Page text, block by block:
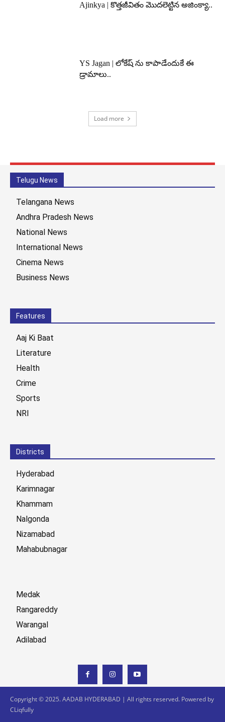
Ajinkya | కొత్తజీవితం మొదలెట్టిన అజింక్యా..
YS Jagan | లోకేష్ ను కాపాడేందుకే ఈ
డ్రామాలు..
Load more
Telugu News
Telangana News
Andhra Pradesh News
National News
International News
Cinema News
Business News
Features
Aaj Ki Baat
Literature
Health
Crime
Sports
NRI
Districts
Hyderabad
Karimnagar
Khammam
Nalgonda
Nizamabad
Mahabubnagar
Medak
Rangareddy
Warangal
Adilabad
Copyright © 2025. AADAB HYDERABAD | All rights reserved. Powered by
CLiqfully